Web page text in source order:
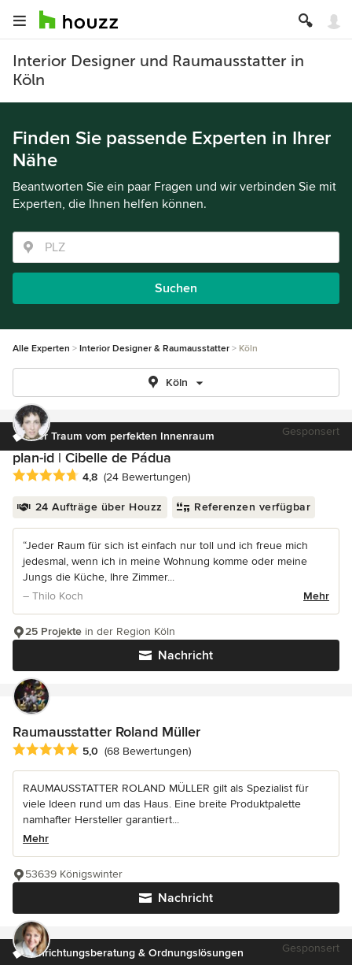
Interior Designer und Raumausstatter in
Köln
Finden Sie passende Experten in Ihrer
Nähe
Beantworten Sie ein paar Fragen und wir verbinden Sie mit
Experten, die Ihnen helfen können.
Suchen
Alle Experten Interior Designer & Raumausstatter Köln
Köln
Der Traum vom perfekten Innenraum Gesponsert
plan-id | Cibelle de Pádua
Durchschnittliche Bewertung: 4.8 von 5 Sternen
4,8 (24 Bewertungen)
24 Aufträge über Houzz Referenzen verfügbar
“Jeder Raum für sich ist einfach nur toll und ich freue mich
jedesmal, wenn ich in meine Wohnung komme oder meine
Jungs die Küche, Ihre Zimmer...
– Thilo Koch
Mehr
Nachricht
25 Projekte in der Region Köln
Raumausstatter Roland Müller
Durchschnittliche Bewertung: 5 von 5 Sternen
5,0 (68 Bewertungen)
RAUMAUSSTATTER ROLAND MÜLLER gilt als Spezialist für
viele Ideen rund um das Haus. Eine breite Produktpalette
namhafter Hersteller garantiert...
Mehr
Nachricht
53639 Königswinter
Einrichtungsberatung & Ordnungslösungen Gesponsert